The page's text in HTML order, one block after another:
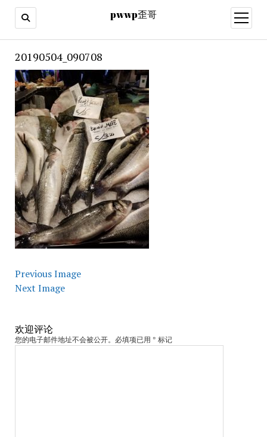
pwwp歪哥
open
menu
20190504_090708
Previous Image
Next Image
欢迎评论
您的电子邮件地址不会被公开。必填项已用 * 标记